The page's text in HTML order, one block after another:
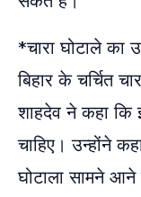
*चारा घोटाले का
बिहार के चर्चित
शाहदेव ने कहा
चाहिए। उन्होंने
घोटाला सामने आने